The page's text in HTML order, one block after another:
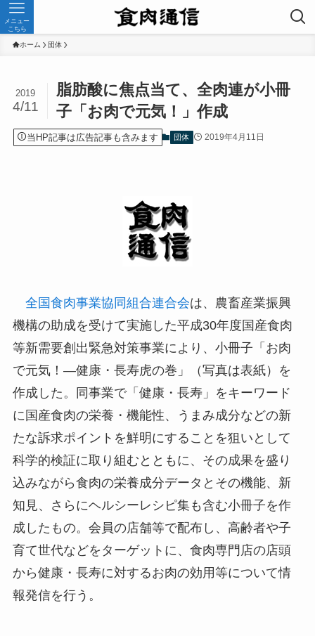
メニュー
こちら
ホーム 団体
脂肪酸に焦点当て、全肉連が小冊
子「お肉で元気！」作成
2019
4/11
当HP記事は広告記事も含みます 団体 2019年4月11日
全国食肉事業協同組合連合会は、農畜産業振興
機構の助成を受けて実施した平成30年度国産食肉
等新需要創出緊急対策事業により、小冊子「お肉
で元気！—健康・長寿虎の巻」（写真は表紙）を
作成した。同事業で「健康・長寿」をキーワード
に国産食肉の栄養・機能性、うまみ成分などの新
たな訴求ポイントを鮮明にすることを狙いとして
科学的検証に取り組むとともに、その成果を盛り
込みながら食肉の栄養成分データとその機能、新
知見、さらにヘルシーレシピ集も含む小冊子を作
成したもの。会員の店舗等で配布し、高齢者や子
育て世代などをターゲットに、食肉専門店の店頭
から健康・長寿に対するお肉の効用等について情
報発信を行う。